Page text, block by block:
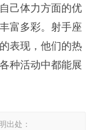
己体力方面的优
富多彩。射手座
表现，他们的热
种活动中都能展
出处：